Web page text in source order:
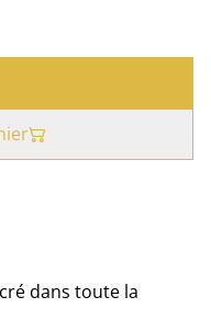
dans toute la